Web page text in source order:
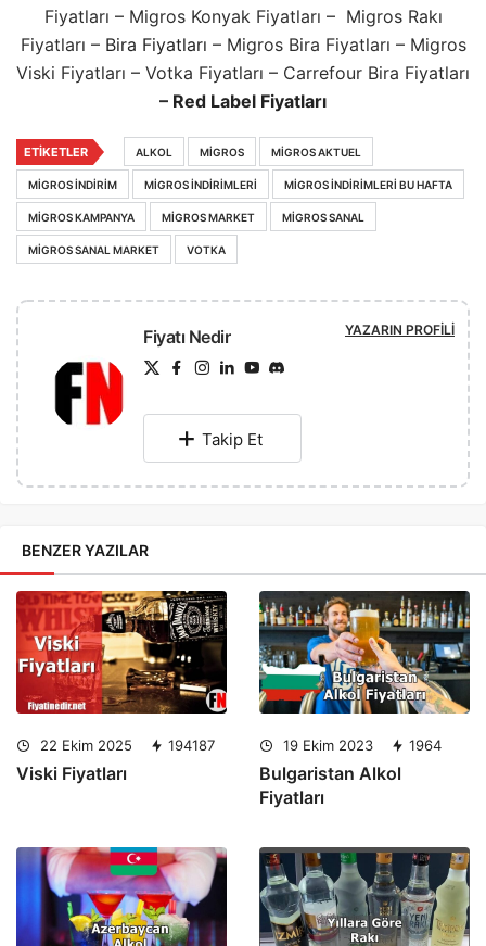
Fiyatları – Migros Konyak Fiyatları – Migros Rakı
Fiyatları – Bira Fiyatları – Migros Bira Fiyatları – Migros
Viski Fiyatları – Votka Fiyatları – Carrefour Bira Fiyatları
– Red Label Fiyatları
ETIKETLER ALKOL MIGROS MIGROS AKTUEL
MIGROS INDIRIM MIGROS INDIRIMLERI MIGROS INDIRIMLERI BU HAFTA
MIGROS KAMPANYA MIGROS MARKET MIGROS SANAL
MIGROS SANAL MARKET VOTKA
Fiyatı Nedir YAZARIN PROFILI
Takip Et
BENZER YAZILAR
22 Ekim 2025 194187
Viski Fiyatları
19 Ekim 2023 1964
Bulgaristan Alkol
Fiyatları